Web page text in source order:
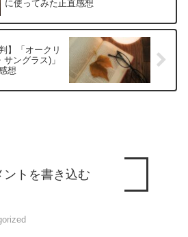
に使ってみた正直感想
】「オークリ
ングラス)」
想
ントを書き込む